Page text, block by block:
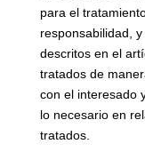
para el
responsabilidad,
descritos en el
tratados de
con el interesado
lo necesario en
tratados.